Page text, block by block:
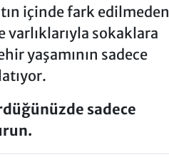
içinde fark edilmeden
varlıklarıyla sokaklara
yaşamının sadece
sadece